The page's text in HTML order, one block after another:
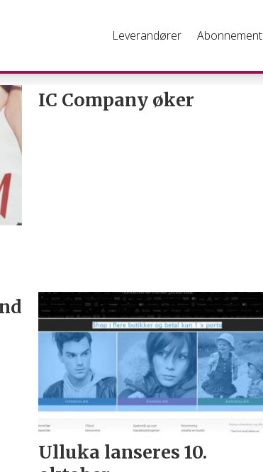
Leverandører Abonnement
IC Company øker
Ulluka lanseres 10.